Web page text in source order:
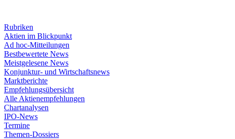
Rubriken
Aktien im Blickpunkt
Ad hoc-Mitteilungen
Bestbewertete News
Meistgelesene News
Konjunktur- und Wirtschaftsnews
Marktberichte
Empfehlungsübersicht
Alle Aktienempfehlungen
Chartanalysen
IPO-News
Termine
Themen-Dossiers